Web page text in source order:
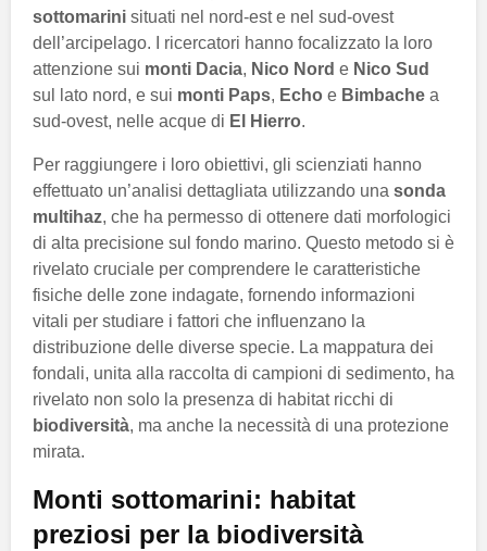
sottomarini situati nel nord-est e nel sud-ovest
dell’arcipelago. I ricercatori hanno focalizzato la loro
attenzione sui monti Dacia, Nico Nord e Nico Sud
sul lato nord, e sui monti Paps, Echo e Bimbache a
sud-ovest, nelle acque di El Hierro.
Per raggiungere i loro obiettivi, gli scienziati hanno
effettuato un’analisi dettagliata utilizzando una sonda
multihaz, che ha permesso di ottenere dati morfologici
di alta precisione sul fondo marino. Questo metodo si è
rivelato cruciale per comprendere le caratteristiche
fisiche delle zone indagate, fornendo informazioni
vitali per studiare i fattori che influenzano la
distribuzione delle diverse specie. La mappatura dei
fondali, unita alla raccolta di campioni di sedimento, ha
rivelato non solo la presenza di habitat ricchi di
biodiversità, ma anche la necessità di una protezione
mirata.
Monti sottomarini: habitat
preziosi per la biodiversità